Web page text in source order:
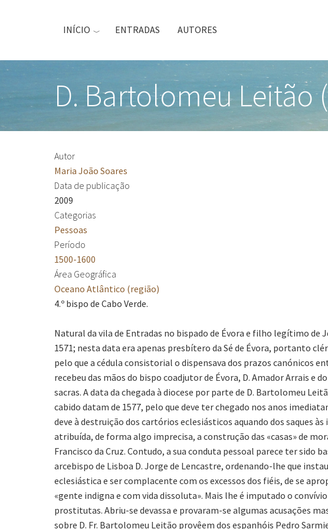
principal
INÍCIO ENTRADAS AUTORES
D. Bartolomeu Leitão
Autor
Maria João Soares
Data de publicação
2009
Categorias
Pessoas
Período
1500-1600
Área Geográfica
Oceano Atlântico (região)
4.º bispo de Cabo Verde.
Natural da vila de Entradas no bispado de Évora e filho legítimo
1571; nesta data era apenas presbítero da Sé de Évora, portanto
pelo que a cédula consistorial o dispensava dos prazos canónicos
recebeu das mãos do bispo coadjutor de Évora, D. Amador Arrais e
sacras. A data da chegada à diocese por parte de D. Bartolomeu
cabido datam de 1577, pelo que deve ter chegado nos anos
deve à destruição dos cartórios eclesiásticos aquando dos saques
atribuída, de forma algo imprecisa, a construção das «casas» de
Francisco da Cruz. Contudo, a sua conduta pessoal parece ter sido
arcebispo de Lisboa D. Jorge de Lencastre, ordenando-lhe que
eclesiástica e ser complacente com os excessos dos fiéis, de se
«gente indigna e com vida dissoluta». Mais lhe é imputado o
prostitutas. Abriu-se devassa e provaram-se algumas acusações
sobre D. Fr. Bartolomeu Leitão provêem dos espanhóis Pedro